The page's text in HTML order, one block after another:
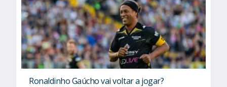
Ronaldinho Gaúcho vai voltar a jogar?